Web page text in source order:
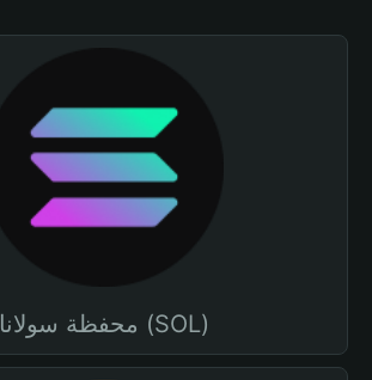
محفظة سولانا (SOL)